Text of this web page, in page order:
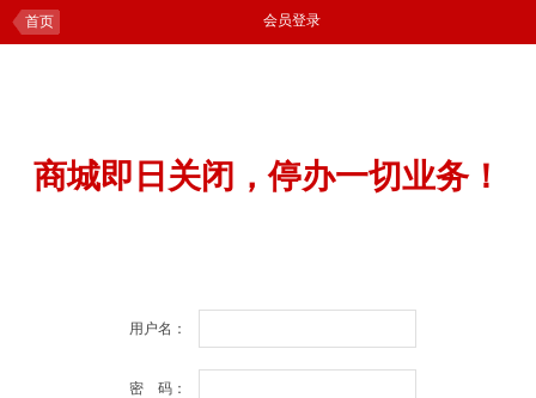
首页 会员登录
商城即日关闭，停办一切业务！
用户名：
密 码：